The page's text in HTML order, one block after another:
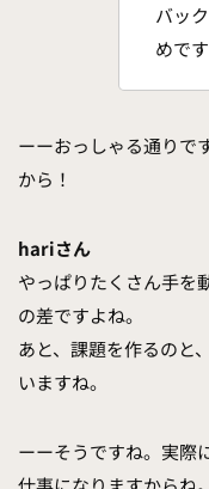
バッ
めです
ーーおっしゃる通りで
から！
hariさん
やっぱりたくさん手を
の差ですよね。
あと、課題を作るのと
いますね。
ーーそうですね。実際